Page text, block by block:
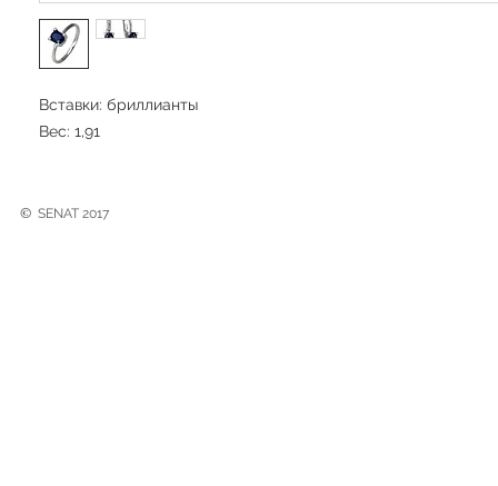
Вставки: бриллианты
Вес: 1,91
© SENAT 2017